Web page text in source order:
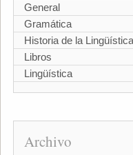
General
Gramática
Historia de la Lingüística
Libros
Lingüística
Archivo